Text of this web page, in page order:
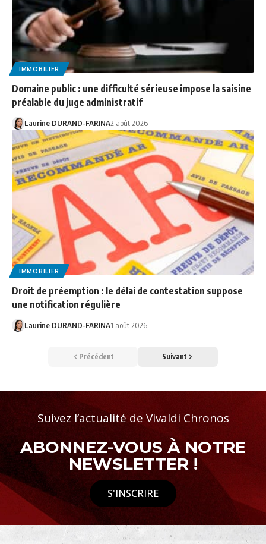
IMMOBILIER
Domaine public : une difficulté sérieuse impose la saisine
préalable du juge administratif
Laurine DURAND-FARINA2 août 2026
IMMOBILIER
Droit de préemption : le délai de contestation suppose
une notification régulière
Laurine DURAND-FARINA1 août 2026
Précédent Suivant
Suivez l’actualité de Vivaldi Chronos
ABONNEZ-VOUS À NOTRE
NEWSLETTER !
S'INSCRIRE